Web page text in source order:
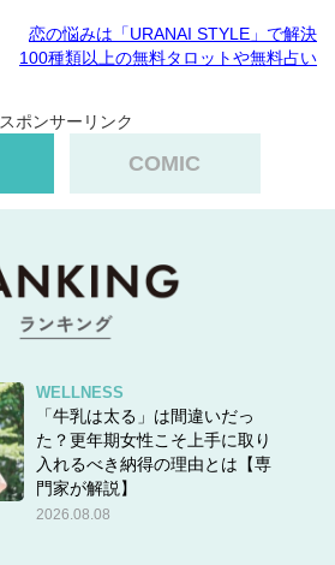
恋の悩みは「URANAI STYLE」で解決
100種類以上の無料タロットや無料占い
スポンサーリンク
COMIC
WELLNESS
「牛乳は太る」は間違いだっ
た？更年期女性こそ上手に取り
入れるべき納得の理由とは【専
門家が解説】
2026.08.08